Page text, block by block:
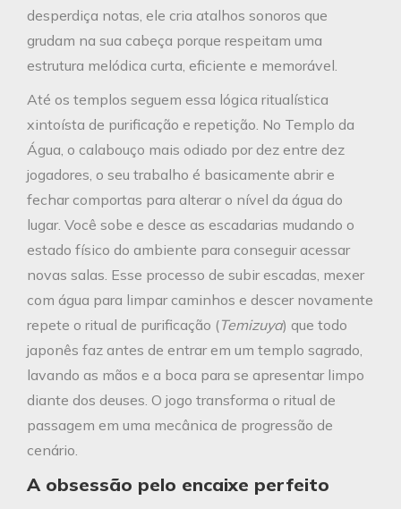
desperdiça notas, ele cria atalhos sonoros que
grudam na sua cabeça porque respeitam uma
estrutura melódica curta, eficiente e memorável.
Até os templos seguem essa lógica ritualística
xintoísta de purificação e repetição. No Templo da
Água, o calabouço mais odiado por dez entre dez
jogadores, o seu trabalho é basicamente abrir e
fechar comportas para alterar o nível da água do
lugar. Você sobe e desce as escadarias mudando o
estado físico do ambiente para conseguir acessar
novas salas. Esse processo de subir escadas, mexer
com água para limpar caminhos e descer novamente
repete o ritual de purificação (Temizuya) que todo
japonês faz antes de entrar em um templo sagrado,
lavando as mãos e a boca para se apresentar limpo
diante dos deuses. O jogo transforma o ritual de
passagem em uma mecânica de progressão de
cenário.
A obsessão pelo encaixe perfeito